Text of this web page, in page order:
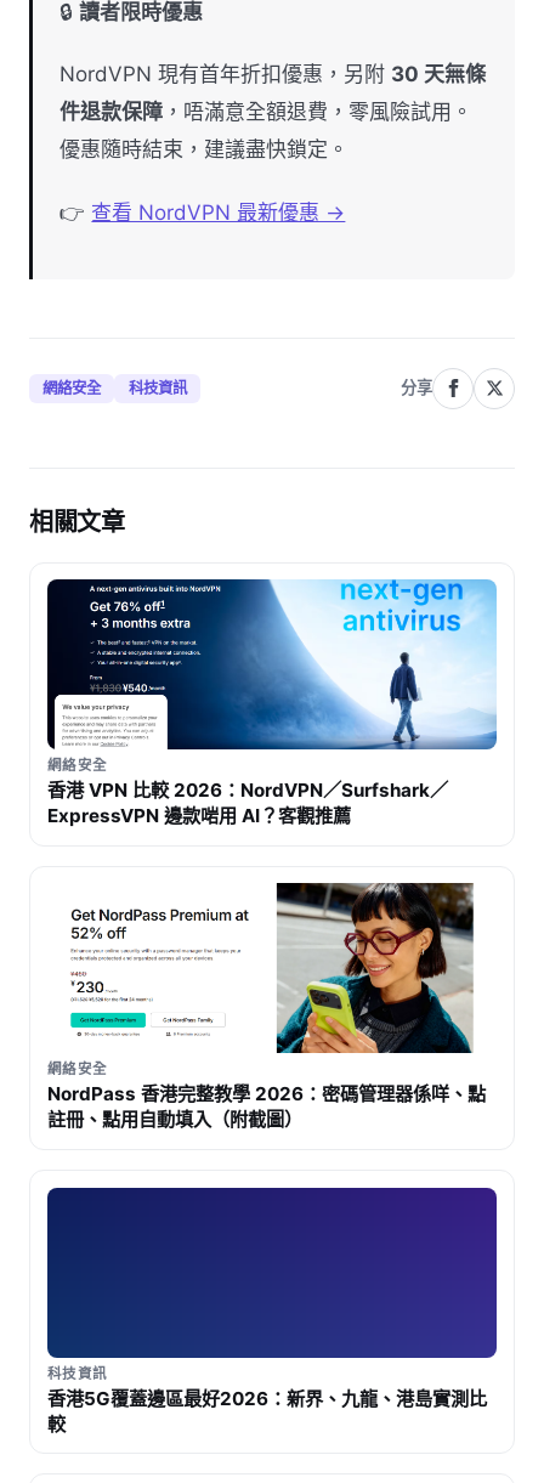
🔒讀者限時優惠
NordVPN 現有首年折扣優惠，另附 30 天無條
件退款保障 ，唔滿意全額退費，零風險試用。
優惠隨時結束，建議盡快鎖定。
👉 查看 NordVPN 最新優惠 →
網絡安全 科技資訊 分享
相關文章
網絡安全
香港 VPN 比較 2026：NordVPN／Surfshark／
ExpressVPN 邊款啱用 AI？客觀推薦
網絡安全
NordPass 香港完整教學 2026：密碼管理器係咩、點
註冊、點用自動填入（附截圖）
科技資訊
香港5G覆蓋邊區最好2026：新界、九龍、港島實測比
較